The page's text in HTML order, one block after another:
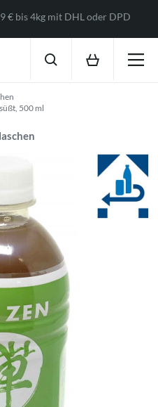
€ bis 4kg mit DHL oder DPD
500 ml